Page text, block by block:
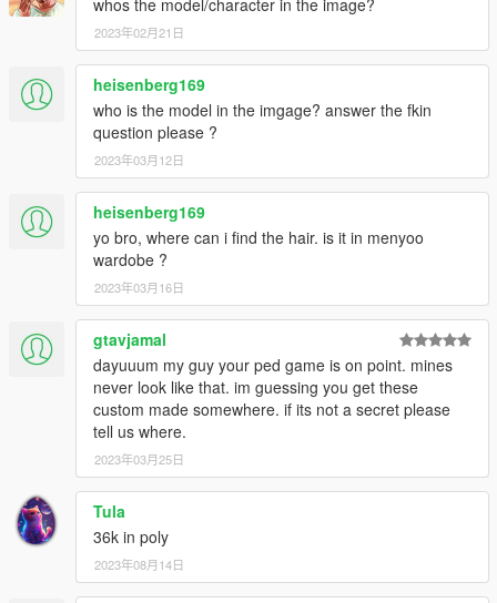
2023年02月21日
heisenberg169
who is the model in the imgage? answer the fkin
question please ?
2023年03月12日
heisenberg169
yo bro, where can i find the hair. is it in menyoo
wardobe ?
2023年03月16日
gtavjamal
dayuuum my guy your ped game is on point. mines
never look like that. im guessing you get these
custom made somewhere. if its not a secret please
tell us where.
2023年03月25日
Tula
36k in poly
2023年08月14日